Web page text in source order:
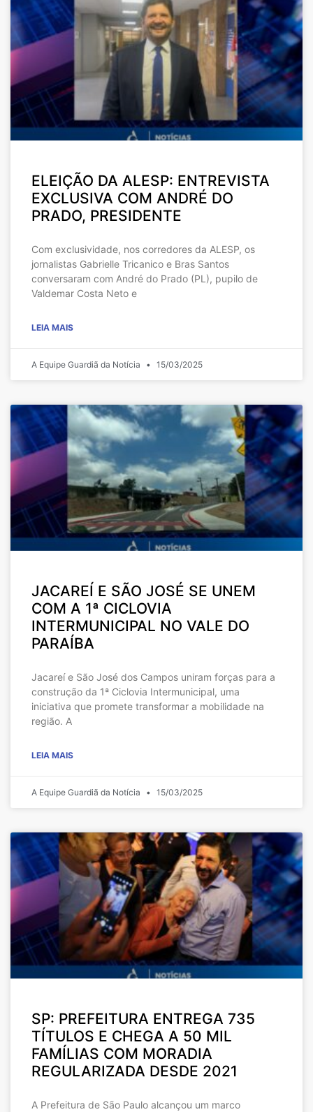
ELEIÇÃO DA ALESP: ENTREVISTA
EXCLUSIVA COM ANDRÉ DO
PRADO, PRESIDENTE
Com exclusividade, nos corredores da ALESP, os
jornalistas Gabrielle Tricanico e Bras Santos
conversaram com André do Prado (PL), pupilo de
Valdemar Costa Neto e
LEIA MAIS
A Equipe Guardiã da Notícia 15/03/2025
JACAREÍ E SÃO JOSÉ SE UNEM
COM A 1ª CICLOVIA
INTERMUNICIPAL NO VALE DO
PARAÍBA
Jacareí e São José dos Campos uniram forças para a
construção da 1ª Ciclovia Intermunicipal, uma
iniciativa que promete transformar a mobilidade na
região. A
LEIA MAIS
A Equipe Guardiã da Notícia 15/03/2025
SP: PREFEITURA ENTREGA 735
TÍTULOS E CHEGA A 50 MIL
FAMÍLIAS COM MORADIA
REGULARIZADA DESDE 2021
A Prefeitura de São Paulo alcançou um marco